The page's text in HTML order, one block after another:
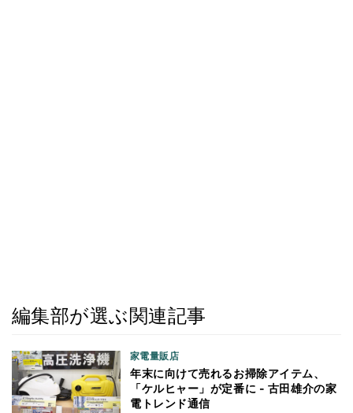
編集部が選ぶ関連記事
家電量販店
年末に向けて売れるお掃除アイテム、
「ケルヒャー」が定番に - 古田雄介の家
電トレンド通信